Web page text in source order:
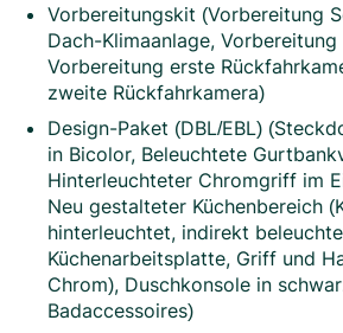
Vorbereitungskit (Vorbereitung
Dach-Klimaanlage, Vorbereitung
Vorbereitung erste
zweite Rückfahrkamera)
Design-Paket (DBL/EBL)
in Bicolor, Beleuchtete
Hinterleuchteter Chromgriff im
Neu gestalteter Küchenbereich
hinterleuchtet, indirekt
Küchenarbeitsplatte, Griff und
Chrom), Duschkonsole in
Badaccessoires)